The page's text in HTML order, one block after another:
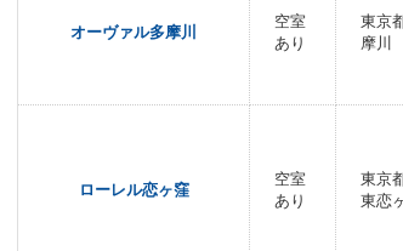
オーヴァル多摩川
空室
あり
東京
摩川
ローレル恋ヶ窪
空室
あり
東京
東恋